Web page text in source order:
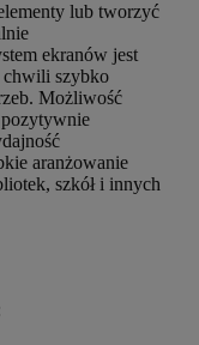
lub tworzyć
ekranów jest
chwili szybko
Możliwość
pozytywnie
aranżowanie
szkół i innych